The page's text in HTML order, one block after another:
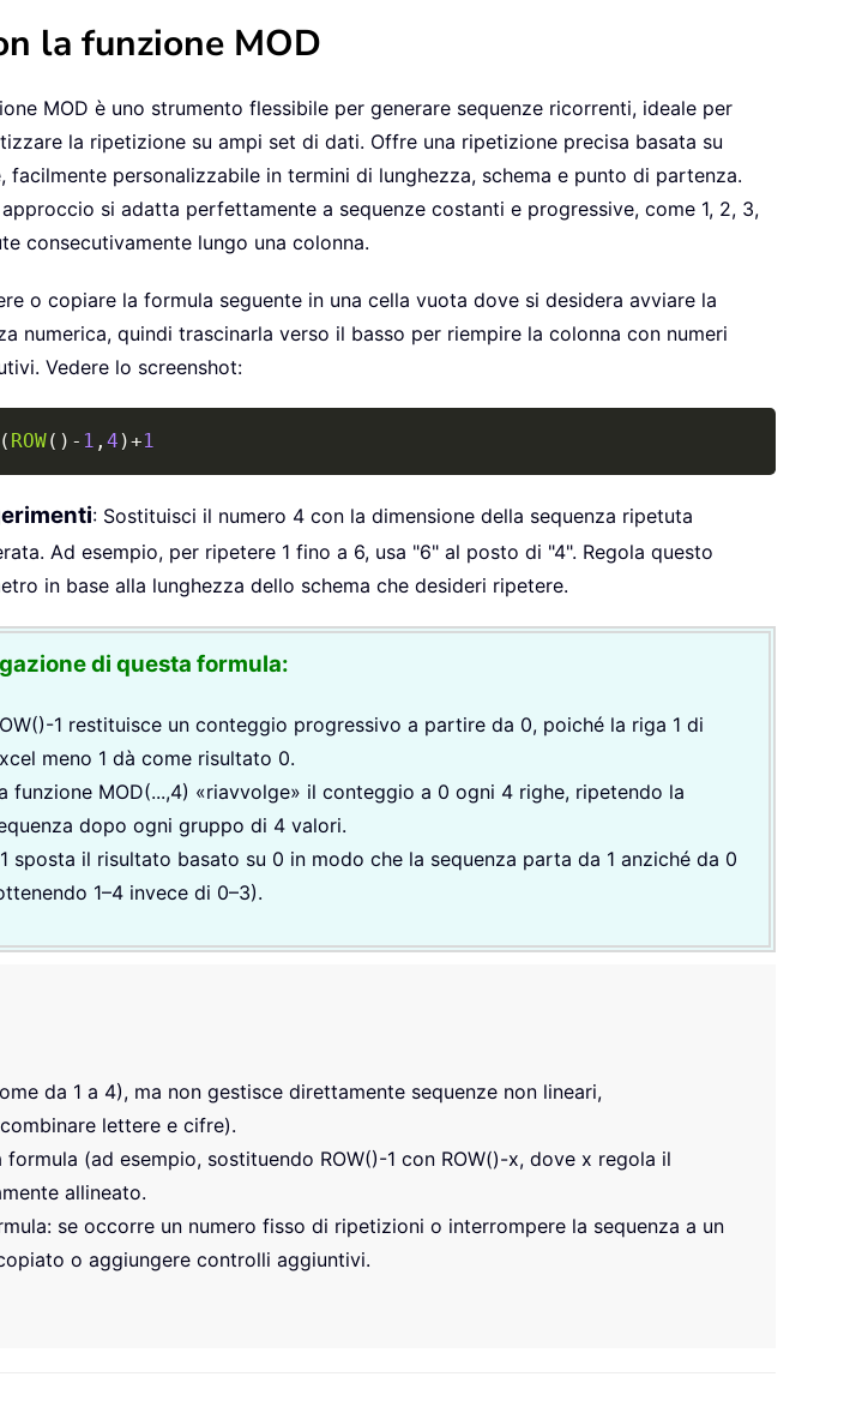
la funzione MOD
MOD è uno strumento flessibile per generare sequenze ricorrenti, ideale per
la ripetizione su ampi set di dati. Offre una ripetizione precisa basata su
facilmente personalizzabile in termini di lunghezza, schema e punto di partenza.
si adatta perfettamente a sequenze costanti e progressive, come 1, 2, 3,
consecutivamente lungo una colonna.
o copiare la formula seguente in una cella vuota dove si desidera avviare la
numerica, quindi trascinarla verso il basso per riempire la colonna con numeri
Vedere lo screenshot:
( ROW( ) - 1 , 4 )+1
: Sostituisci il numero 4 con la dimensione della sequenza ripetuta
Ad esempio, per ripetere 1 fino a 6, usa "6" al posto di "4". Regola questo
in base alla lunghezza dello schema che desideri ripetere.
di questa formula:
1 restituisce un conteggio progressivo a partire da 0, poiché la riga 1 di
meno 1 dà come risultato 0.
funzione MOD(...,4) «riavvolge» il conteggio a 0 ogni 4 righe, ripetendo la
dopo ogni gruppo di 4 valori.
sposta il risultato basato su 0 in modo che la sequenza parta da 1 anziché da 0
1–4 invece di 0–3).
da 1 a 4), ma non gestisce direttamente sequenze non lineari,
lettere e cifre).
(ad esempio, sostituendo ROW()-1 con ROW()-x, dove x regola il
allineato.
se occorre un numero fisso di ripetizioni o interrompere la sequenza a un
o aggiungere controlli aggiuntivi.